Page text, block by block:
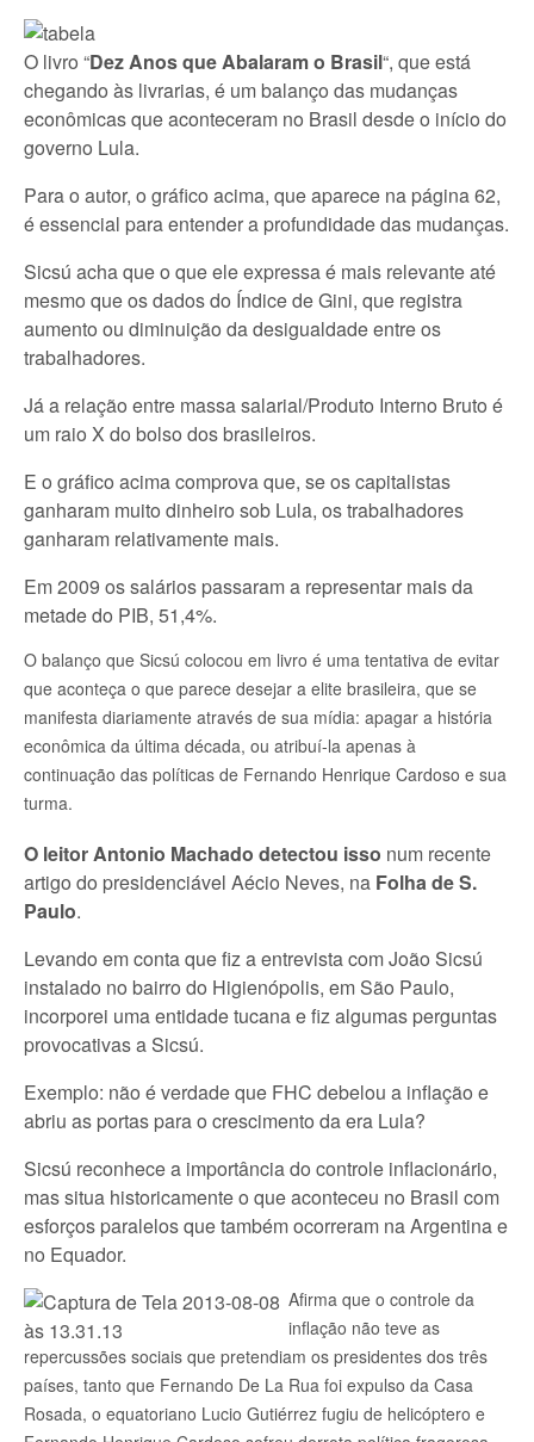
O livro “Dez Anos que Abalaram o Brasil“, que está
chegando às livrarias, é um balanço das mudanças
econômicas que aconteceram no Brasil desde o início do
governo Lula.
Para o autor, o gráfico acima, que aparece na página 62,
é essencial para entender a profundidade das mudanças.
Sicsú acha que o que ele expressa é mais relevante até
mesmo que os dados do Índice de Gini, que registra
aumento ou diminuição da desigualdade entre os
trabalhadores.
Já a relação entre massa salarial/Produto Interno Bruto é
um raio X do bolso dos brasileiros.
E o gráfico acima comprova que, se os capitalistas
ganharam muito dinheiro sob Lula, os trabalhadores
ganharam relativamente mais.
Em 2009 os salários passaram a representar mais da
metade do PIB, 51,4%.
O balanço que Sicsú colocou em livro é uma tentativa de evitar
que aconteça o que parece desejar a elite brasileira, que se
manifesta diariamente através de sua mídia: apagar a história
econômica da última década, ou atribuí-la apenas à
continuação das políticas de Fernando Henrique Cardoso e sua
turma.
O leitor Antonio Machado detectou isso num recente
artigo do presidenciável Aécio Neves, na Folha de S.
Paulo.
Levando em conta que fiz a entrevista com João Sicsú
instalado no bairro do Higienópolis, em São Paulo,
incorporei uma entidade tucana e fiz algumas perguntas
provocativas a Sicsú.
Exemplo: não é verdade que FHC debelou a inflação e
abriu as portas para o crescimento da era Lula?
Sicsú reconhece a importância do controle inflacionário,
mas situa historicamente o que aconteceu no Brasil com
esforços paralelos que também ocorreram na Argentina e
no Equador.
Afirma que o controle da
inflação não teve as
repercussões sociais que pretendiam os presidentes dos três
países, tanto que Fernando De La Rua foi expulso da Casa
Rosada, o equatoriano Lucio Gutiérrez fugiu de helicóptero e